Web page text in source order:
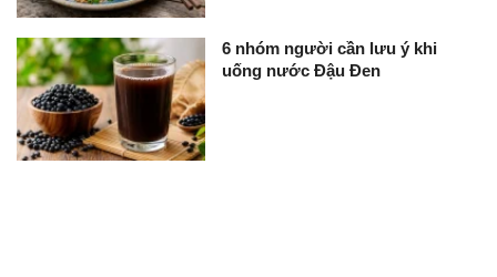
6 nhóm người cần lưu ý khi
uống nước Đậu Đen